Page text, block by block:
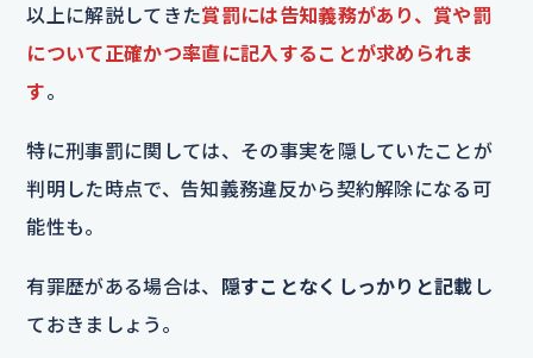
以上に解説してきた賞罰には告知義務があり、賞や罰
について正確かつ率直に記入することが求められま
す。
特に刑事罰に関しては、その事実を隠していたことが
判明した時点で、告知義務違反から契約解除になる可
能性も。
有罪歴がある場合は、 隠すことなくしっかりと記載 し
ておきましょう。